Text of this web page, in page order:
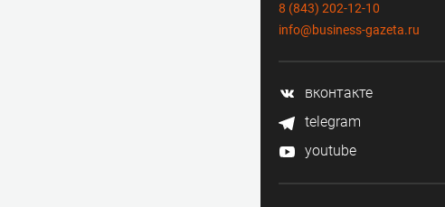
8 (843) 202-12-10
info@business-gazeta.ru
вконтакте
telegram
youtube